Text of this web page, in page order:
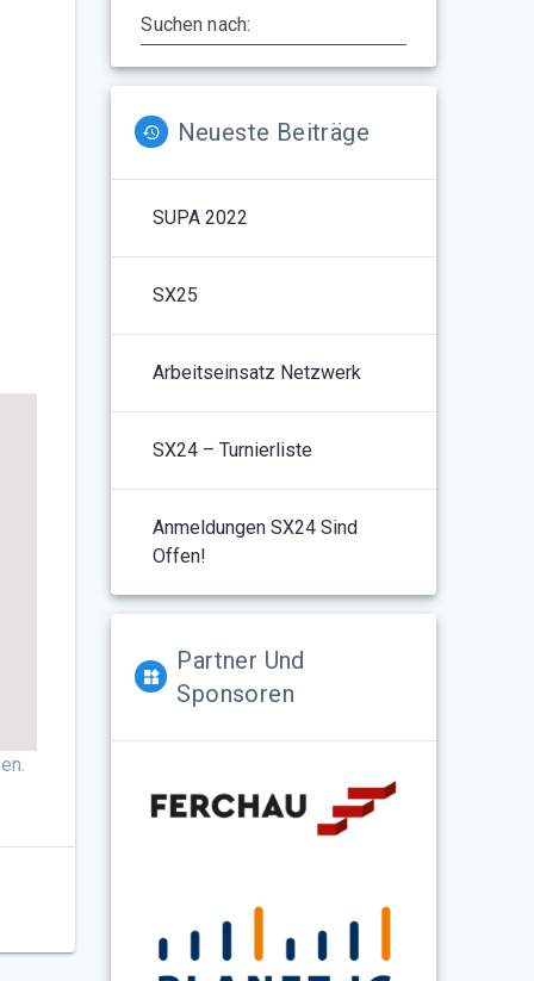
Outlook Live
Suchen nach:
Neueste Beiträge
SUPA 2022
SX25
Arbeitseinsatz Netzwerk
SX24 – Turnierliste
Anmeldungen SX24 Sind
Offen!
Partner Und
Sponsoren